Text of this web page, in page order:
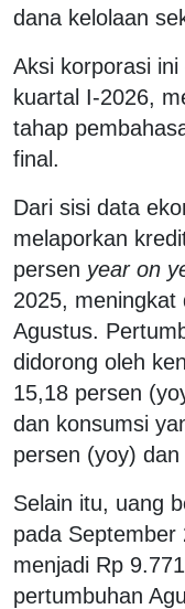
dana kelolaan
Aksi korporasi
kuartal I-2026,
tahap
final.
Dari sisi data
melaporkan
persen year on
2025, meningkat
Agustus.
didorong oleh
15,18 persen
dan konsumsi
persen (yoy)
Selain itu, uang
pada
menjadi Rp
pertumbuhan